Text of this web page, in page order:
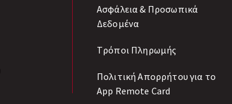
Ασφάλεια & Προσωπικά
Δεδομένα
Tρόποι Πληρωμής
Πολιτική Απορρήτου για το
App Remote Card